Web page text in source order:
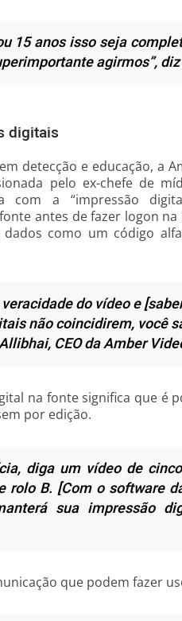
15 anos isso seja
agirmos”,
digitais
detecção e educação, a
pelo ex-chefe de
com a “impressão
antes de fazer logon
como um código
do vídeo e
não coincidirem, você
CEO da Amber
na fonte significa que é
por edição.
diga um vídeo de
rolo B. [Com o software
sua impressão
que podem fazer